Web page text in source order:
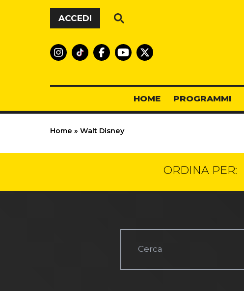
Vai al contenuto
ACCEDI
HOME PROGRAMMI
Home » Walt Disney
ORDINA PER: